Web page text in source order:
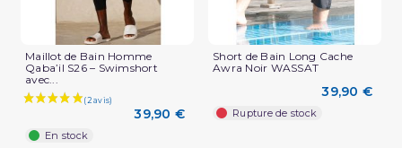
Maillot de Bain Homme
Qaba’il S26 – Swimshort
avec...
39,90 €
En stock
Short de Bain Long Cache
Awra Noir WASSAT
39,90 €
Rupture de stock